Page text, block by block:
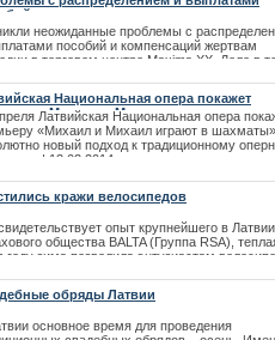
неожиданные проблемы с
пособий и компенсаций жертвам
в торговом центре Maxima XX. Дело в
бы подобные средства, да и
распределение денежных средств идет
медленно.
Национальная опера покажет
«Михаил и Михаил играют в
Латвийская Национальная опера
«Михаил и Михаил играют в
новый подход к традиционному
| 13.03.2014
кражи велосипедов
опыт крупнейшего в Латвии
общества BALTA (Группа RSA),
году зима позволила энтузиастам
и активность велосипедных
обряды Латвии
основное время для проведения